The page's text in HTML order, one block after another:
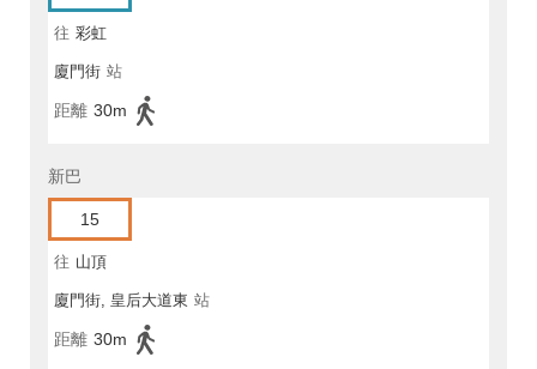
往 彩虹
廈門街 站
距離 30m
新巴
15
往 山頂
廈門街, 皇后大道東 站
距離 30m